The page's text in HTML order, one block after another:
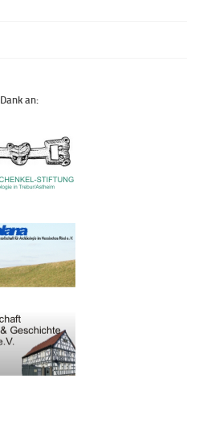
Dank an: